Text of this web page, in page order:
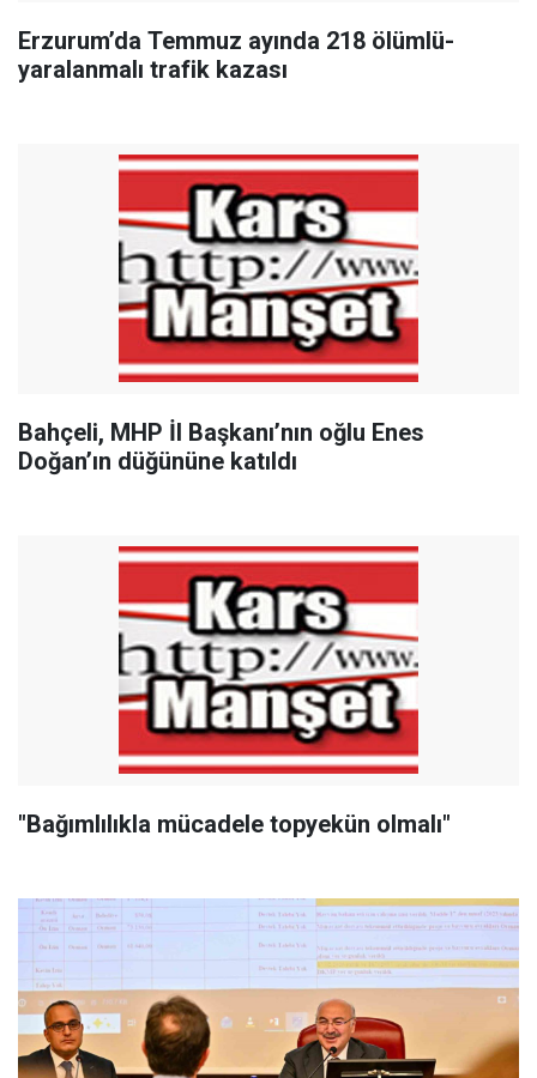
Erzurum’da Temmuz ayında 218 ölümlü-
yaralanmalı trafik kazası
Bahçeli, MHP İl Başkanı’nın oğlu Enes
Doğan’ın düğününe katıldı
"Bağımlılıkla mücadele topyekün olmalı"